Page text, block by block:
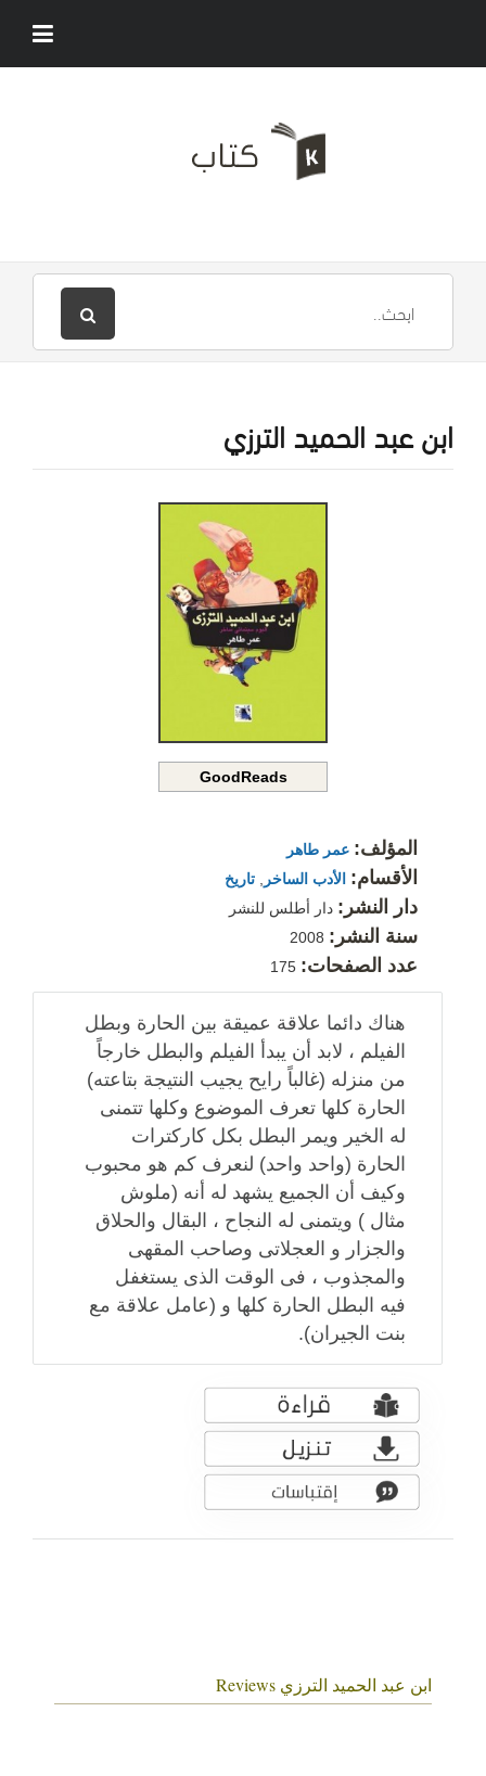
ابن عبد الحميد الترزي
GoodReads
المؤلف: عمر طاهر
الأقسام: الأدب الساخر تاريخ
دار النشر: دار أطلس للنشر
سنة النشر:
عدد الصفحات:
هناك دائما علاقة عميقة بين الحارة وبطل
الفيلم ، لابد أن يبدأ الفيلم والبطل خارجاً
من منزله (غالباً رايح يجيب النتيجة بتاعته)
الحارة كلها تعرف الموضوع وكلها تتمنى
له الخير ويمر البطل بكل كاركترات
الحارة (واحد واحد) لنعرف كم هو محبوب
وكيف أن الجميع يشهد له أنه (ملوش
مثال ) ويتمنى له النجاح ، البقال والحلاق
والجزار و العجلاتى وصاحب المقهى
والمجذوب ، فى الوقت الذى يستغفل
فيه البطل الحارة كلها و (عامل علاقة مع
بنت الجيران).
ابن عبد الحميد الترزي Reviews